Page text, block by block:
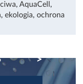
, AquaCell ,
, ekologia, ochrona
NEXT